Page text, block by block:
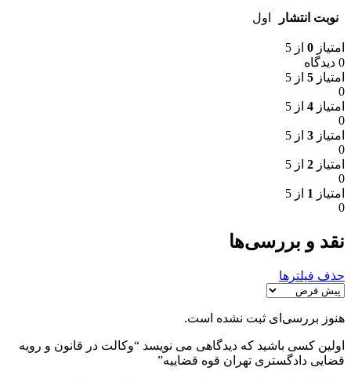
نوبت انتشار اول
امتیاز 0 از 5
0 دیدگاه
امتیاز 5 از 5
0
امتیاز 4 از 5
0
امتیاز 3 از 5
0
امتیاز 2 از 5
0
امتیاز 1 از 5
0
نقد و بررسی‌ها
حذف فیلترها
هنوز بررسی‌ای ثبت نشده است.
اولین کسی باشید که دیدگاهی می نویسد “وکالت در قانون و رویه
قضایی دادگستری تهران قوه قضاییه”